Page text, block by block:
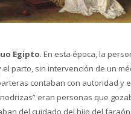
Egipto. En esta época, la
parto, sin intervención de un
contaban con autoridad y
eran personas que